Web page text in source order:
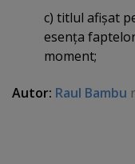
c) titlul afişat
esenţa
moment;
Autor: Raul Bambu